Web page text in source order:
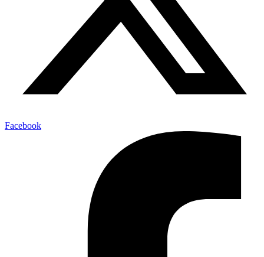
Facebook